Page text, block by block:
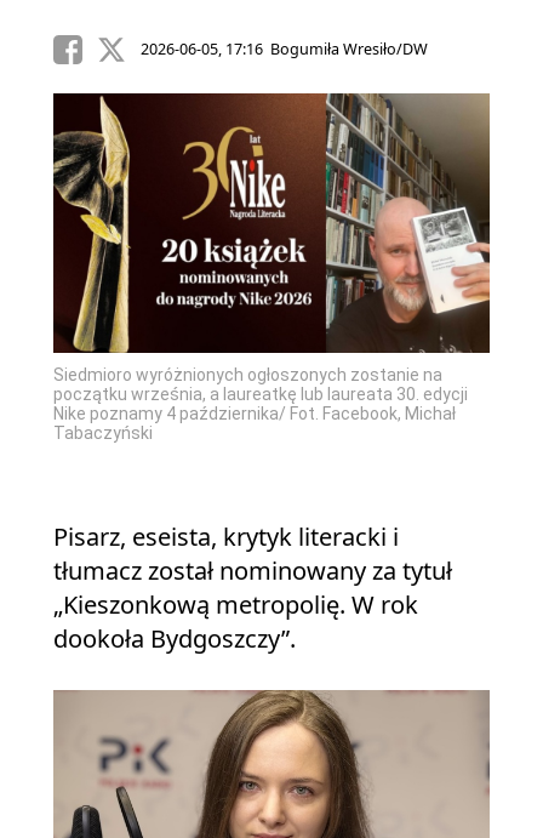
2026-06-05, 17:16 Bogumiła Wresiło/DW
Siedmioro wyróżnionych ogłoszonych zostanie na
początku września, a laureatkę lub laureata 30. edycji
Nike poznamy 4 października/ Fot. Facebook, Michał
Tabaczyński
Pisarz, eseista, krytyk literacki i
tłumacz został nominowany za tytuł
„Kieszonkową metropolię. W rok
dookoła Bydgoszczy”.